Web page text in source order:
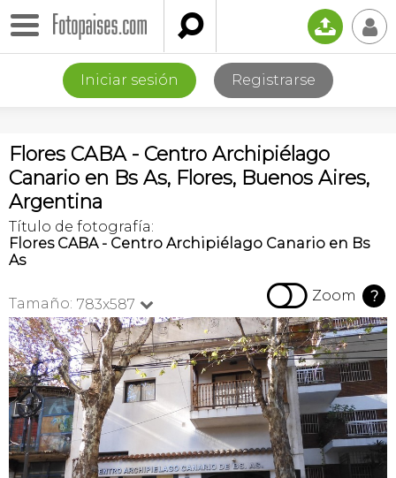
 📤 👤
Iniciar sesión Registrarse
Flores CABA - Centro Archipiélago
Canario en Bs As, Flores, Buenos Aires,
Argentina
Título de fotografía:
Flores CABA - Centro Archipiélago Canario en Bs
As
Tamaño: 783x587   Zoom ?